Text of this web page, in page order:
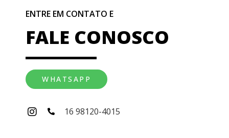
ENTRE EM CONTATO E
FALE CONOSCO
WHATSAPP
16 98120-4015